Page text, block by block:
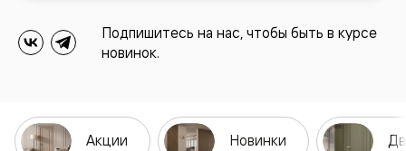
Подпишитесь на нас, чтобы быть в курсе
новинок.
Акции Новинки